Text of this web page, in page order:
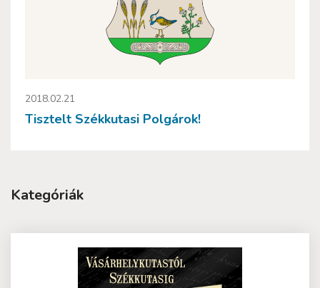
2018.02.21
Tisztelt Székkutasi Polgárok!
Kategóriák